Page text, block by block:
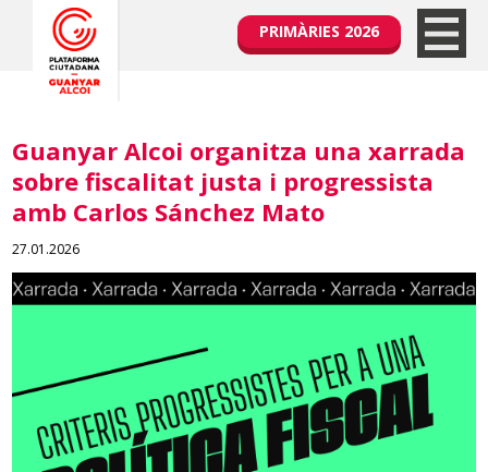
PRIMÀRIES 2026
Guanyar Alcoi organitza una xarrada
sobre fiscalitat justa i progressista
amb Carlos Sánchez Mato
27.01.2026